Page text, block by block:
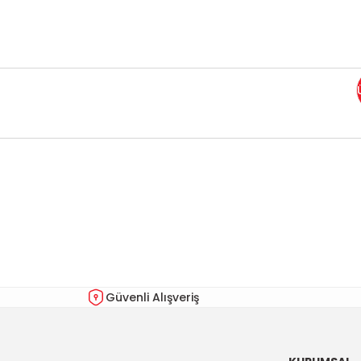
Ürün fiyatı diğer sitelerden daha pahalı.
Güvenli Alışveriş